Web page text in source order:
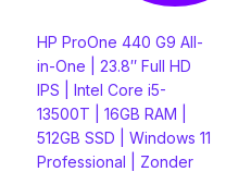
HP ProOne 440 G9 All-
in-One | 23.8″ Full HD
IPS | Intel Core i5-
13500T | 16GB RAM |
512GB SSD | Windows 11
Professional | Zonder